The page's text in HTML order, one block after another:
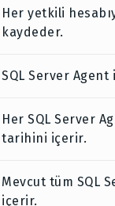
Her yetkili
kaydeder.
SQL Server
Her SQL Server
tarihini içerir.
Mevcut tüm SQL
içerir.